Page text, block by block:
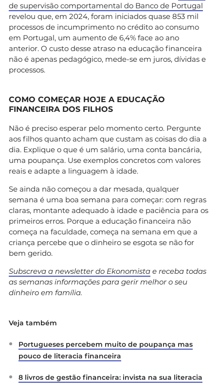
de supervisão comportamental do Banco de Portugal
revelou que, em 2024, foram iniciados quase 853 mil
processos de incumprimento no crédito ao consumo
em Portugal, um aumento de 6,4% face ao ano
anterior. O custo desse atraso na educação financeira
não é apenas pedagógico, mede-se em juros, dívidas e
processos.
COMO COMEÇAR HOJE A EDUCAÇÃO
FINANCEIRA DOS FILHOS
Não é preciso esperar pelo momento certo. Pergunte
aos filhos quanto acham que custam as coisas do dia a
dia. Explique o que é um salário, uma conta bancária,
uma poupança. Use exemplos concretos com valores
reais e adapte a linguagem à idade.
Se ainda não começou a dar mesada, qualquer
semana é uma boa semana para começar: com regras
claras, montante adequado à idade e paciência para os
primeiros erros. Porque a educação financeira não
começa na faculdade, começa na semana em que a
criança percebe que o dinheiro se esgota se não for
bem gerido.
Subscreva a newsletter do Ekonomista e receba todas
as semanas informações para gerir melhor o seu
dinheiro em família.
Veja também
Portugueses percebem muito de poupança mas
pouco de literacia financeira
8 livros de gestão financeira: invista na sua literacia